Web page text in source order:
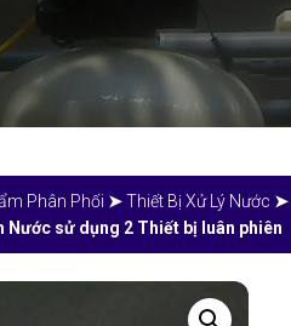
Phân Phối ➤Thiết Bị Xử Lý Nước ➤
Nước sử dụng 2 Thiết bị luân phiên